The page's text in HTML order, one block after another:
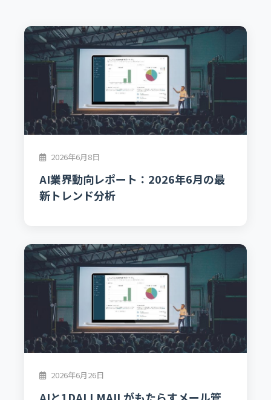
2026年6月8日
AI業界動向レポート：2026年6月の最
新トレンド分析
2026年6月26日